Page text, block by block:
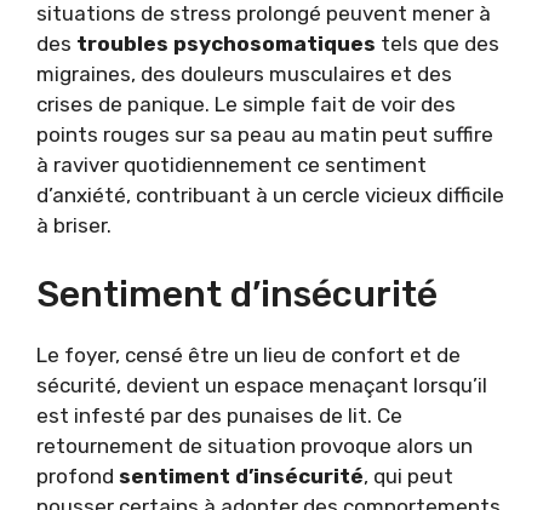
situations de stress prolongé peuvent mener à
des troubles psychosomatiques tels que des
migraines, des douleurs musculaires et des
crises de panique. Le simple fait de voir des
points rouges sur sa peau au matin peut suffire
à raviver quotidiennement ce sentiment
d’anxiété, contribuant à un cercle vicieux difficile
à briser.
Sentiment d’insécurité
Le foyer, censé être un lieu de confort et de
sécurité, devient un espace menaçant lorsqu’il
est infesté par des punaises de lit. Ce
retournement de situation provoque alors un
profond sentiment d’insécurité, qui peut